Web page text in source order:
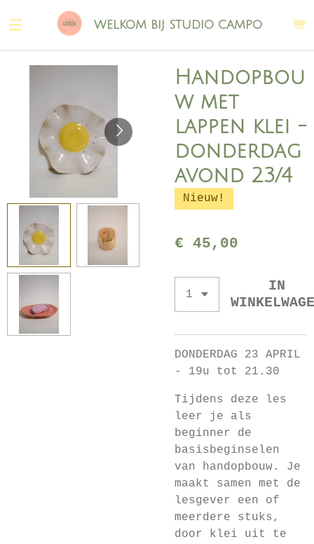
direct
WELKOM BIJ STUDIO CAMPO
Handopbou
w met
lappen klei -
donderdag
avond 23/4
Nieuw!
€ 45,00
IN
DONDERDAG 23 APRIL
- 19u tot 21.30
Tijdens deze les
leer je als
beginner de
basisbeginselen
van handopbouw. Je
maakt samen met de
lesgever een of
meerdere stuks,
door klei uit te